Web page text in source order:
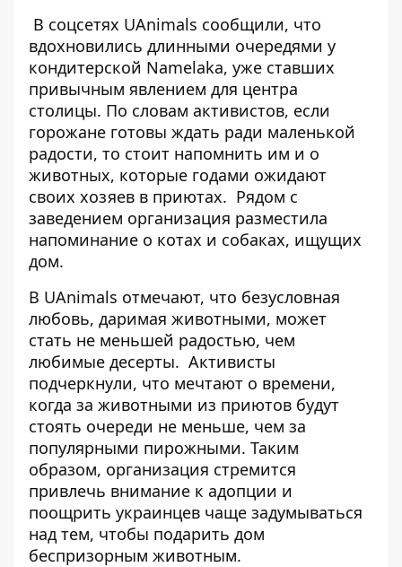
В соцсетях UAnimals сообщили, что
вдохновились длинными очередями у
кондитерской Namelaka, уже ставших
привычным явлением для центра
столицы. По словам активистов, если
горожане готовы ждать ради маленькой
радости, то стоит напомнить им и о
животных, которые годами ожидают
своих хозяев в приютах. Рядом с
заведением организация разместила
напоминание о котах и ​​собаках, ищущих
дом.
В UAnimals отмечают, что безусловная
любовь, даримая животными, может
стать не меньшей радостью, чем
любимые десерты. Активисты
подчеркнули, что мечтают о времени,
когда за животными из приютов будут
стоять очереди не меньше, чем за
популярными пирожными. Таким
образом, организация стремится
привлечь внимание к адопции и
поощрить украинцев чаще задумываться
над тем, чтобы подарить дом
беспризорным животным.